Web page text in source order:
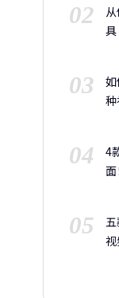
02
具
03
04
4
面
05
视